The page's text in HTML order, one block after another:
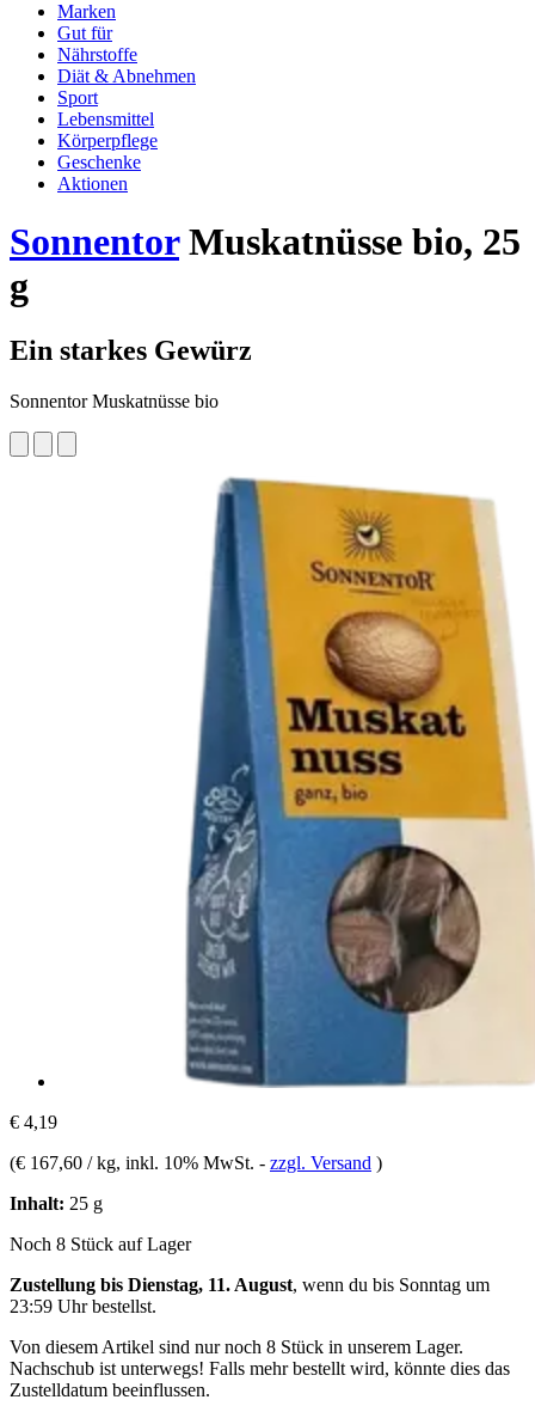
Marken
Gut für
Nährstoffe
Diät & Abnehmen
Sport
Lebensmittel
Körperpflege
Geschenke
Aktionen
SonnentorMuskatnüsse bio, 25
g
Ein starkes Gewürz
Sonnentor Muskatnüsse bio
€ 4,19
(€ 167,60 / kg, inkl. 10% MwSt. - zzgl. Versand )
Inhalt: 25 g
Noch 8 Stück auf Lager
Zustellung bis Dienstag, 11. August, wenn du bis Sonntag um
23:59 Uhrbestellst.
Von diesem Artikel sind nur noch 8 Stück in unserem Lager.
Nachschub ist unterwegs! Falls mehr bestellt wird, könnte dies das
Zustelldatum beeinflussen.